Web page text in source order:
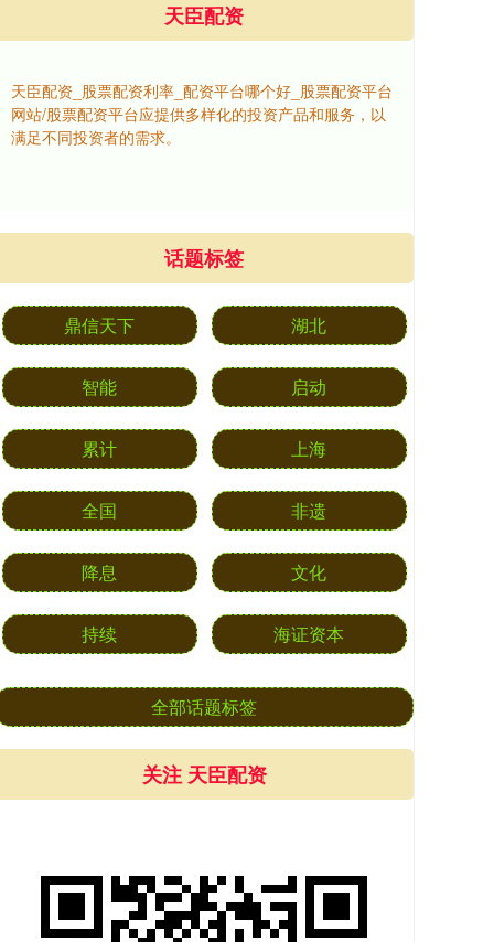
天臣配资
天臣配资_股票配资利率_配资平台哪个好_股票配资平台
网站/股票配资平台应提供多样化的投资产品和服务，以
满足不同投资者的需求。
话题标签
鼎信天下 湖北
智能 启动
累计 上海
全国 非遗
降息 文化
持续 海证资本
全部话题标签
关注 天臣配资